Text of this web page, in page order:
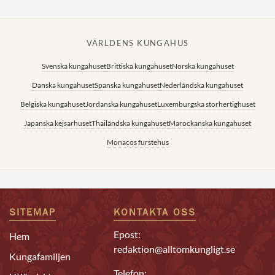
VÄRLDENS KUNGAHUS
Svenska kungahusetBrittiska kungahusetNorska kungahuset
Danska kungahusetSpanska kungahusetNederländska kungahuset
Belgiska kungahusetJordanska kungahusetLuxemburgska storhertighuset
Japanska kejsarhusetThailändska kungahusetMarockanska kungahuset
Monacos furstehus
SITEMAP
Hem
Kungafamiljen
KONTAKTA OSS
Epost:
redaktion@alltomkungligt.se